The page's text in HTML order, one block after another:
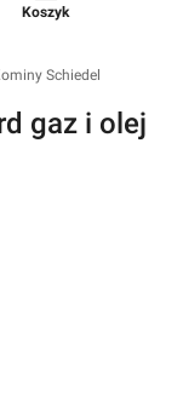
Koszyk
Schiedel
gaz i olej